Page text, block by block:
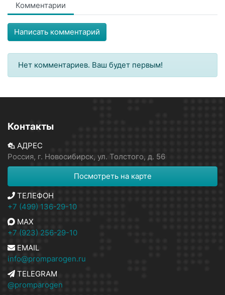
Комментарии
Написать комментарий
Нет комментариев. Ваш будет первым!
Контакты
АДРЕС
Россия, г. Новосибирск, ул. Толстого, д. 56
Посмотреть на карте
ТЕЛЕФОН
+7 (499) 136-29-10
MAX
+7 (923) 256-29-10
EMAIL
info@promparogen.ru
TELEGRAM
@promparogen